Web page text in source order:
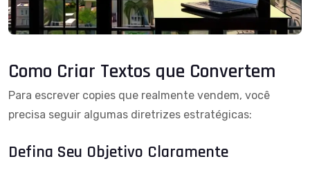
Como Criar Textos que Convertem
Para escrever copies que realmente vendem, você
precisa seguir algumas diretrizes estratégicas:
Defina Seu Objetivo Claramente